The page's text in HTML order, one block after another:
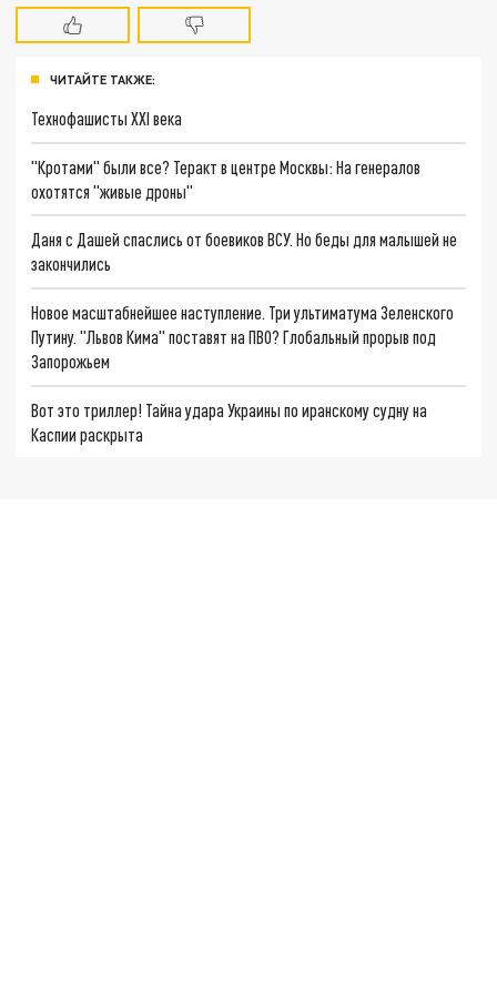
ЧИТАЙТЕ ТАКЖЕ:
Технофашисты XXI века
"Кротами" были все? Теракт в центре Москвы: На генералов
охотятся "живые дроны"
Даня с Дашей спаслись от боевиков ВСУ. Но беды для малышей не
закончились
Новое масштабнейшее наступление. Три ультиматума Зеленского
Путину. "Львов Кима" поставят на ПВО? Глобальный прорыв под
Запорожьем
Вот это триллер! Тайна удара Украины по иранскому судну на
Каспии раскрыта